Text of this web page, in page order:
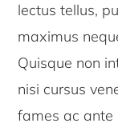
lectus tellus,
maximus
Quisque non
nisi cursus
fames ac ante